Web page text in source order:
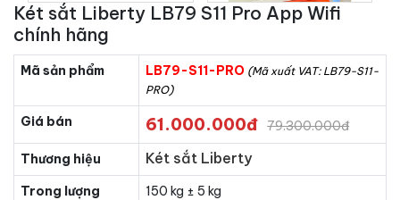
Két sắt Liberty LB79 S11 Pro App Wifi
chính hãng
Mã sản phẩm LB79-S11-PRO (Mã xuất VAT: LB79-S11-
PRO)
Giá bán 61.000.000đ 79.300.000đ
Thương hiệu Két sắt Liberty
Trong lượng
150 kg ± 5 kg